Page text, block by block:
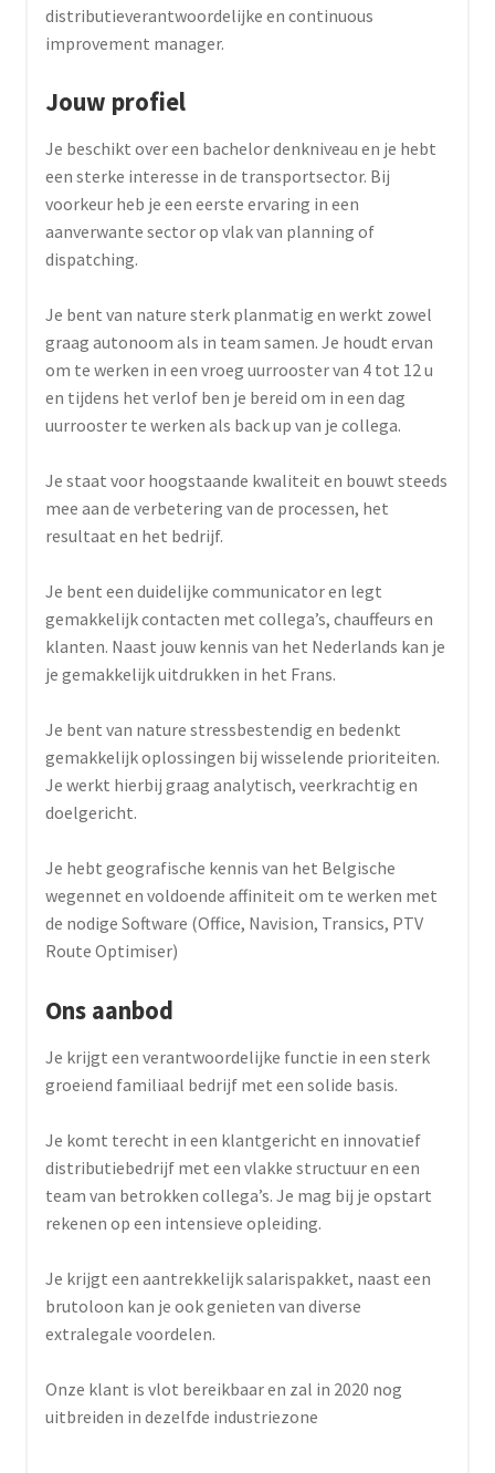
distributieverantwoordelijke en continuous
improvement manager.
Jouw profiel
Je beschikt over een bachelor denkniveau en je hebt
een sterke interesse in de transportsector. Bij
voorkeur heb je een eerste ervaring in een
aanverwante sector op vlak van planning of
dispatching.
Je bent van nature sterk planmatig en werkt zowel
graag autonoom als in team samen. Je houdt ervan
om te werken in een vroeg uurrooster van 4 tot 12 u
en tijdens het verlof ben je bereid om in een dag
uurrooster te werken als back up van je collega.
Je staat voor hoogstaande kwaliteit en bouwt steeds
mee aan de verbetering van de processen, het
resultaat en het bedrijf.
Je bent een duidelijke communicator en legt
gemakkelijk contacten met collega’s, chauffeurs en
klanten. Naast jouw kennis van het Nederlands kan je
je gemakkelijk uitdrukken in het Frans.
Je bent van nature stressbestendig en bedenkt
gemakkelijk oplossingen bij wisselende prioriteiten.
Je werkt hierbij graag analytisch, veerkrachtig en
doelgericht.
Je hebt geografische kennis van het Belgische
wegennet en voldoende affiniteit om te werken met
de nodige Software (Office, Navision, Transics, PTV
Route Optimiser)
Ons aanbod
Je krijgt een verantwoordelijke functie in een sterk
groeiend familiaal bedrijf met een solide basis.
Je komt terecht in een klantgericht en innovatief
distributiebedrijf met een vlakke structuur en een
team van betrokken collega’s. Je mag bij je opstart
rekenen op een intensieve opleiding.
Je krijgt een aantrekkelijk salarispakket, naast een
brutoloon kan je ook genieten van diverse
extralegale voordelen.
Onze klant is vlot bereikbaar en zal in 2020 nog
uitbreiden in dezelfde industriezone